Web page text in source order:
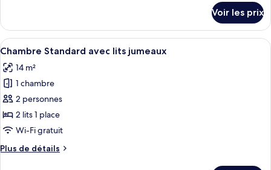
Standard
le
type
de
Chambre
Double
Standard
Voir les prix
Afficher
toutes
les
photos
pour
ce
type
chambre :
Une chambre d’hôtel avec deux
11
Chambre Standard avec lits jumeaux
14 m²
1 chambre
2 personnes
2 lits 1 place
Wi-Fi gratuit
Plus de détails
Plus